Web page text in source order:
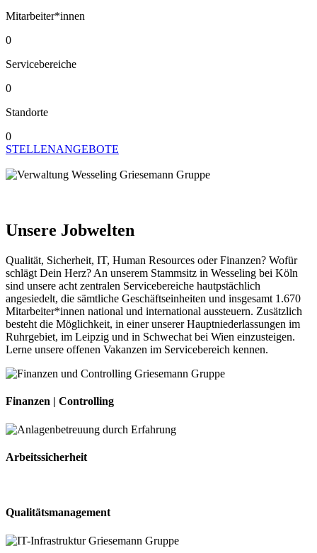
Mitarbeiter*innen
0
Servicebereiche
0
Standorte
0
STELLENANGEBOTE
Unsere Jobwelten
Qualität, Sicherheit, IT, Human Resources oder Finanzen? Wofür
schlägt Dein Herz? An unserem Stammsitz in Wesseling bei Köln
sind unsere acht zentralen Servicebereiche hautpstächlich
angesiedelt, die sämtliche Geschäftseinheiten und insgesamt 1.670
Mitarbeiter*innen national und international aussteuern. Zusätzlich
besteht die Möglichkeit, in einer unserer Hauptniederlassungen im
Ruhrgebiet, im Leipzig und in Schwechat bei Wien einzusteigen.
Lerne unsere offenen Vakanzen im Servicebereich kennen.
Finanzen | Controlling
Arbeitssicherheit
Qualitätsmanagement